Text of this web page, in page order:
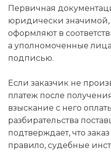
Первичная
юридически значимой,
оформляют в
а уполномоченные
подписью.
Если заказчик не
платеж после
взыскание с него
разбирательства
подтверждает, что
правило, судебные